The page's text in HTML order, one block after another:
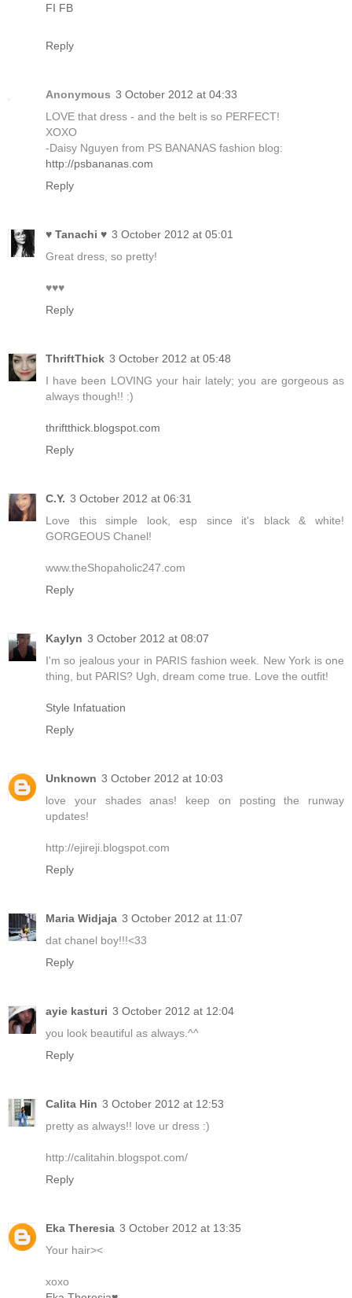
FI FB
Reply
Anonymous 3 October 2012 at 04:33
LOVE that dress - and the belt is so PERFECT!
XOXO
-Daisy Nguyen from PS BANANAS fashion blog:
http://psbananas.com
Reply
♥ Tanachi ♥ 3 October 2012 at 05:01
Great dress, so pretty!
♥♥♥
Reply
ThriftThick 3 October 2012 at 05:48
I have been LOVING your hair lately; you are gorgeous as
always though!! :)
thriftthick.blogspot.com
Reply
C.Y. 3 October 2012 at 06:31
Love this simple look, esp since it's black & white!
GORGEOUS Chanel!
www.theShopaholic247.com
Reply
Kaylyn 3 October 2012 at 08:07
I'm so jealous your in PARIS fashion week. New York is one
thing, but PARIS? Ugh, dream come true. Love the outfit!
Style Infatuation
Reply
Unknown 3 October 2012 at 10:03
love your shades anas! keep on posting the runway
updates!
http://ejireji.blogspot.com
Reply
Maria Widjaja 3 October 2012 at 11:07
dat chanel boy!!!<33
Reply
ayie kasturi 3 October 2012 at 12:04
you look beautiful as always.^^
Reply
Calita Hin 3 October 2012 at 12:53
pretty as always!! love ur dress :)
http://calitahin.blogspot.com/
Reply
Eka Theresia 3 October 2012 at 13:35
Your hair><
xoxo